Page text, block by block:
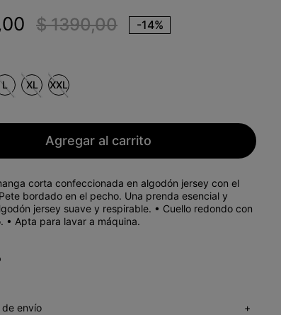
00 $ 1390,00 -14%
L XL XXL
Agregar al carrito
corta confeccionada en algodón jersey con el
bordado en el pecho. Una prenda esencial y
jersey suave y respirable. • Cuello redondo con
• Apta para lavar a máquina.
envío +